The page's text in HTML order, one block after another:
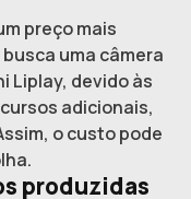
preço mais
uma câmera
Liplay, devido às
adicionais,
o custo pode
produzidas